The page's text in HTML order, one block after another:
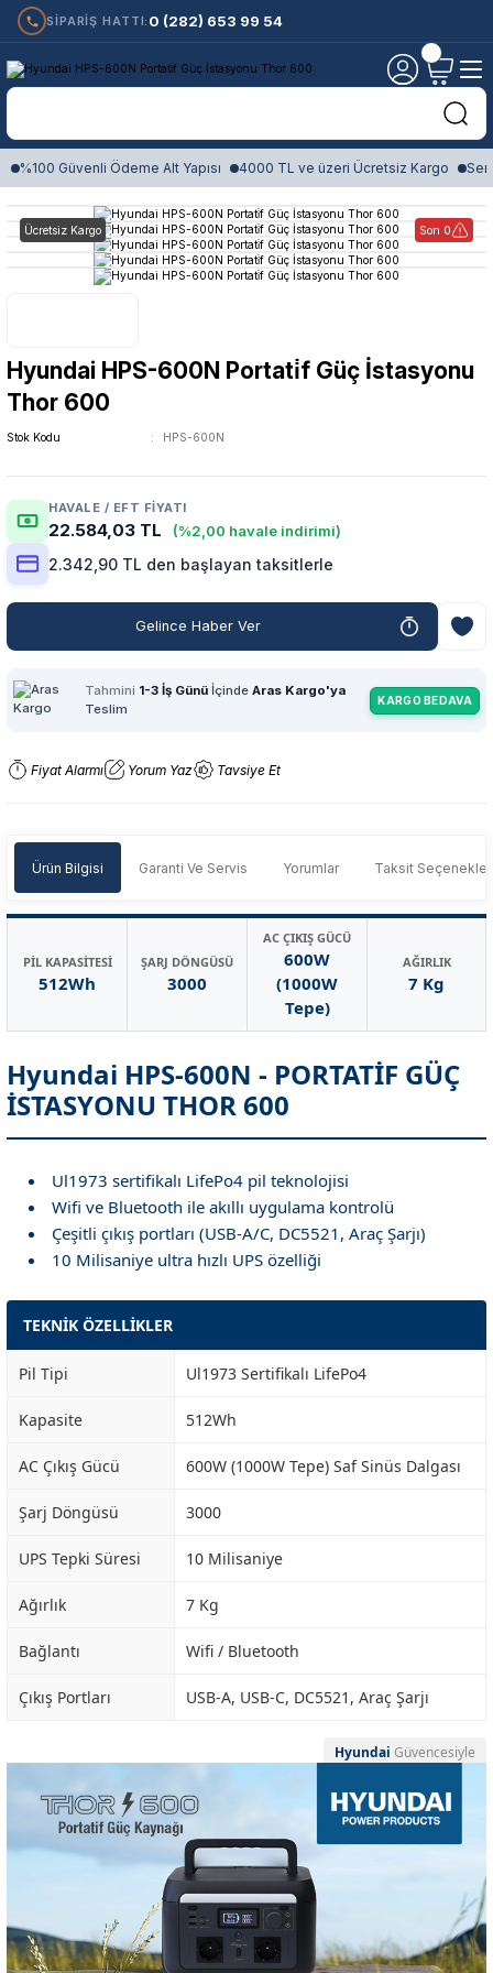
SİPARİŞ HATTI: 0 (282) 653 99 54
%100 Güvenli Ödeme Alt Yapısı 4000 TL ve üzeri Ücretsiz Kargo
Ücretsiz Kargo Son 0
Hyundai HPS-600N Portati̇f Güç İstasyonu
Thor 600
Stok Kodu HPS-600N
HAVALE / EFT FIYATI
22.584,03 TL (%2,00 havale indirimi)
2.342,90 TL den başlayan taksitlerle
Gelince Haber Ver
Tahmini 1-3 İş Günü İçinde Aras Kargo'ya
Teslim
KARGO BEDAVA
Fiyat Alarmı Yorum Yaz Tavsiye Et
Ürün Bilgisi Garanti Ve Servis Yorumlar Taksit
PİL KAPASİTESİ
512Wh
ŞARJ DÖNGÜSÜ
3000
AC ÇIKIŞ GÜCÜ
600W
(1000W
Tepe)
AĞIRLIK
7 Kg
Hyundai HPS-600N - PORTATİF GÜÇ
İSTASYONU THOR 600
Ul1973 sertifikalı LifePo4 pil teknolojisi
Wifi ve Bluetooth ile akıllı uygulama kontrolü
Çeşitli çıkış portları (USB-A/C, DC5521, Araç Şarjı)
10 Milisaniye ultra hızlı UPS özelliği
TEKNİK ÖZELLİKLER
Pil Tipi Ul1973 Sertifikalı LifePo4
Kapasite 512Wh
AC Çıkış Gücü 600W (1000W Tepe) Saf Sinüs Dalgası
Şarj Döngüsü 3000
UPS Tepki Süresi 10 Milisaniye
Ağırlık 7 Kg
Bağlantı Wifi / Bluetooth
Çıkış Portları USB-A, USB-C, DC5521, Araç Şarjı
Hyundai Güvencesiyle